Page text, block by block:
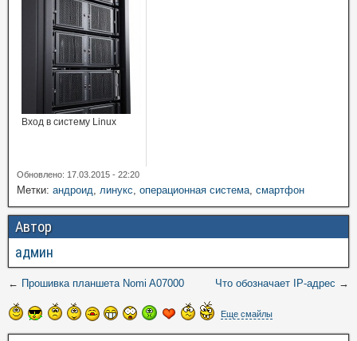
Вход в систему Linux
Обновлено: 17.03.2015 - 22:20
Метки: андроид, линукс, операционная система, смартфон
Автор
админ
← Прошивка планшета Nomi A07000 Что обозначает IP-адрес →
Еще смайлы